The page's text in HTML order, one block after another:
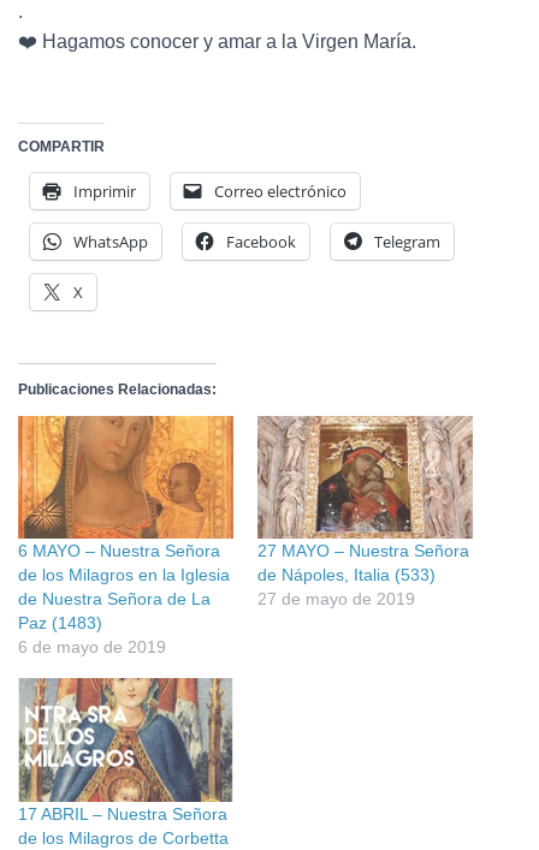
.
❤️ Hagamos conocer y amar a la Virgen María.
COMPARTIR
Imprimir Correo electrónico
WhatsApp Facebook Telegram
X
Publicaciones Relacionadas:
6 MAYO – Nuestra Señora
de los Milagros en la Iglesia
de Nuestra Señora de La
Paz (1483)
6 de mayo de 2019
27 MAYO – Nuestra Señora
de Nápoles, Italia (533)
27 de mayo de 2019
17 ABRIL – Nuestra Señora
de los Milagros de Corbetta